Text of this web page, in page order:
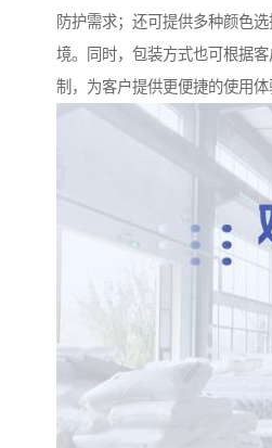
防护需求；还可提供多种颜色
境。同时，包装方式也可根据
制，为客户提供更便捷的使用体